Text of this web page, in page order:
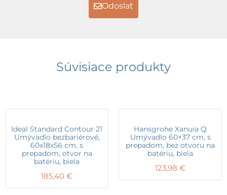
Odoslať
Súvisiace produkty
Ideal Standard Contour 21
Umývadlo bezbariérové,
60x18x56 cm, s
prepadom, otvor na
batériu, biela
185,40 €
Hansgrohe Xanuia Q
Umývadlo 60×37 cm, s
prepadom, bez otvoru na
batériu, biela
123,98 €